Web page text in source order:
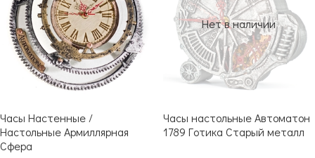
Часы Настенные /
Настольные Армиллярная
Сфера
Нет в наличии
Часы настольные Автоматон
1789 Готика Старый металл